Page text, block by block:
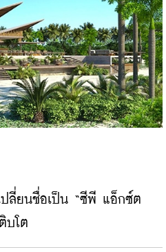
ปลี่ยนชื่อเป็น “ซีพี แอ็กซ์ต
บโต